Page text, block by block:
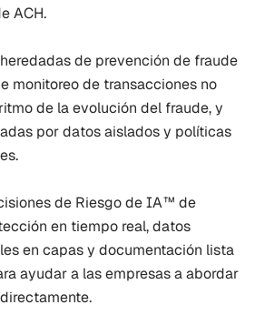
ACH.
de prevención de fraude
monitoreo de transacciones no
de la evolución del fraude, y
por datos aislados y políticas
de Riesgo de IA™ de
en tiempo real, datos
en capas y documentación lista
ayudar a las empresas a abordar